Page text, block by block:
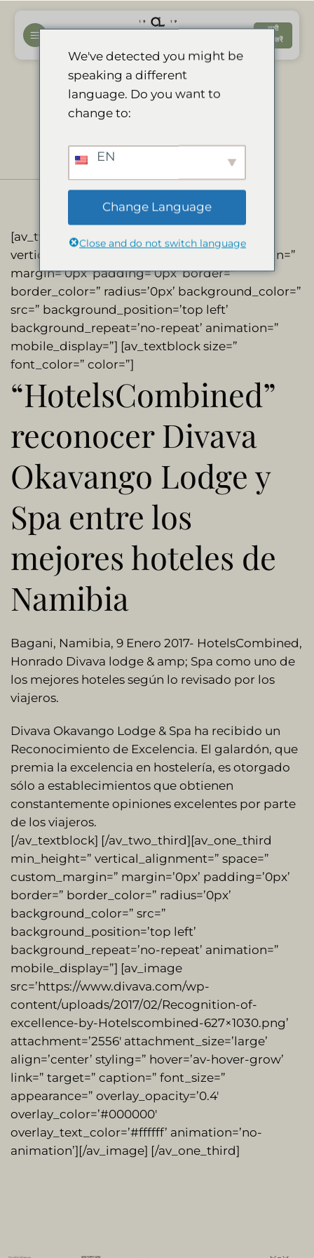
सामग्री
अभी
बुक करें
Certificado de
Excelencia 2017
[av_two_third first min_height=”
vertical_alignment=” space=” custom_margin=”
margin=’0px’ padding=’0px’ border=”
border_color=” radius=’0px’ background_color=”
src=” background_position=’top left’
background_repeat=’no-repeat’ animation=”
mobile_display=”] [av_textblock size=”
font_color=” color=”]
“HotelsCombined”
reconocer Divava
Okavango Lodge y
Spa entre los
mejores hoteles de
Namibia
Bagani, Namibia, 9 Enero 2017- HotelsCombined,
Honrado Divava lodge & amp; Spa como uno de
los mejores hoteles según lo revisado por los
viajeros.
Divava Okavango Lodge & Spa ha recibido un
Reconocimiento de Excelencia. El galardón, que
premia la excelencia en hostelería, es otorgado
sólo a establecimientos que obtienen
constantemente opiniones excelentes por parte
de los viajeros.
[/av_textblock] [/av_two_third][av_one_third
min_height=” vertical_alignment=” space=”
custom_margin=” margin=’0px’ padding=’0px’
border=” border_color=” radius=’0px’
background_color=” src=”
background_position=’top left’
background_repeat=’no-repeat’ animation=”
mobile_display=”] [av_image
src=’https://www.divava.com/wp-
content/uploads/2017/02/Recognition-of-
excellence-by-Hotelscombined-627×1030.png’
attachment=’2556′ attachment_size=’large’
align=’center’ styling=” hover=’av-hover-grow’
link=” target=” caption=” font_size=”
appearance=” overlay_opacity=’0.4′
overlay_color=’#000000′
overlay_text_color=’#ffffff’ animation=’no-
animation’][/av_image] [/av_one_third]
We've detected you might be
speaking a different
language. Do you want to
change to:
EN
Change Language
Close and do not switch language